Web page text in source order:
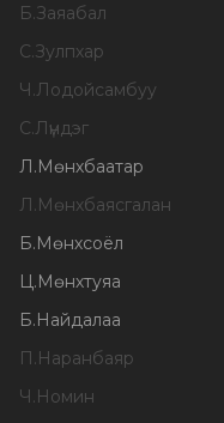
Б.Заяабал
С.Зулпхар
Ч.Лодойсамбуу
С.Лүндэг
Л.Мөнхбаатар
Л.Мөнхбаясгалан
Б.Мөнхсоёл
Ц.Мөнхтуяа
Б.Найдалаа
П.Наранбаяр
Ч.Номин